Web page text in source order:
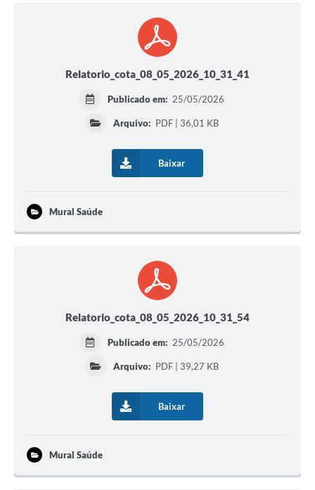
Relatorio_cota_08_05_2026_10_31_41
Publicado em: 25/05/2026
Arquivo: PDF | 36,01 KB
Baixar
Mural Saúde
Relatorio_cota_08_05_2026_10_31_54
Publicado em: 25/05/2026
Arquivo: PDF | 39,27 KB
Baixar
Mural Saúde